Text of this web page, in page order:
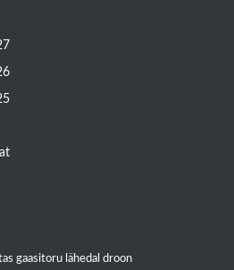
gaasitoru lähedal droon